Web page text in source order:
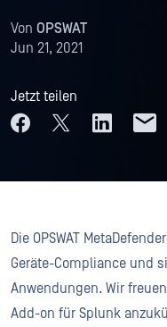
Von OPSWAT
Jun 21, 2021
Jetzt teilen
Die OPSWAT
Geräte-Compliance und
Anwendungen. Wir freuen
Add-on für Splunk